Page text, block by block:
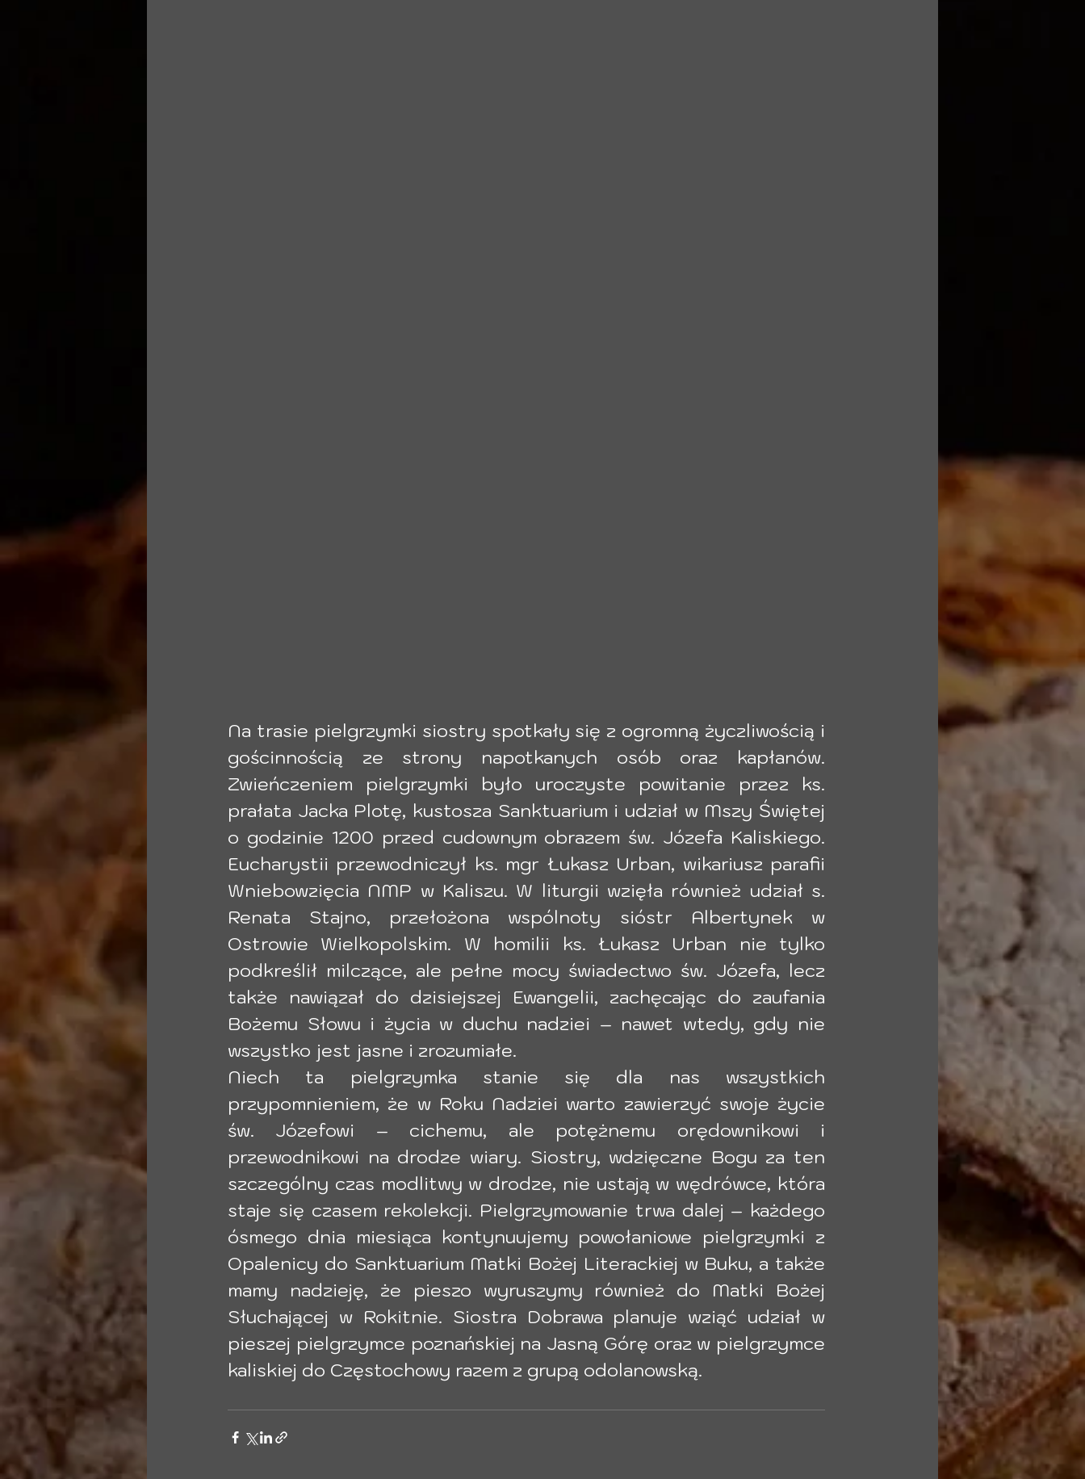
Na trasie pielgrzymki siostry spotkały się z ogromną życzliwością i
gościnnością ze strony napotkanych osób oraz kapłanów.
Zwieńczeniem pielgrzymki było uroczyste powitanie przez ks.
prałata Jacka Plotę, kustosza Sanktuarium i udział w Mszy Świętej
o godzinie 1200 przed cudownym obrazem św. Józefa Kaliskiego.
Eucharystii przewodniczył ks. mgr Łukasz Urban, wikariusz parafii
Wniebowzięcia NMP w Kaliszu. W liturgii wzięła również udział s.
Renata Stajno, przełożona wspólnoty sióstr Albertynek w
Ostrowie Wielkopolskim. W homilii ks. Łukasz Urban nie tylko
podkreślił milczące, ale pełne mocy świadectwo św. Józefa, lecz
także nawiązał do dzisiejszej Ewangelii, zachęcając do zaufania
Bożemu Słowu i życia w duchu nadziei – nawet wtedy, gdy nie
wszystko jest jasne i zrozumiałe.
Niech ta pielgrzymka stanie się dla nas wszystkich
przypomnieniem, że w Roku Nadziei warto zawierzyć swoje życie
św. Józefowi – cichemu, ale potężnemu orędownikowi i
przewodnikowi na drodze wiary. Siostry, wdzięczne Bogu za ten
szczególny czas modlitwy w drodze, nie ustają w wędrówce, która
staje się czasem rekolekcji. Pielgrzymowanie trwa dalej – każdego
ósmego dnia miesiąca kontynuujemy powołaniowe pielgrzymki z
Opalenicy do Sanktuarium Matki Bożej Literackiej w Buku, a także
mamy nadzieję, że pieszo wyruszymy również do Matki Bożej
Słuchającej w Rokitnie. Siostra Dobrawa planuje wziąć udział w
pieszej pielgrzymce poznańskiej na Jasną Górę oraz w pielgrzymce
kaliskiej do Częstochowy razem z grupą odolanowską.